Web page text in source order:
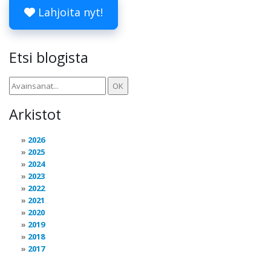
Lahjoita nyt!
Etsi blogista
Arkistot
2026
2025
2024
2023
2022
2021
2020
2019
2018
2017